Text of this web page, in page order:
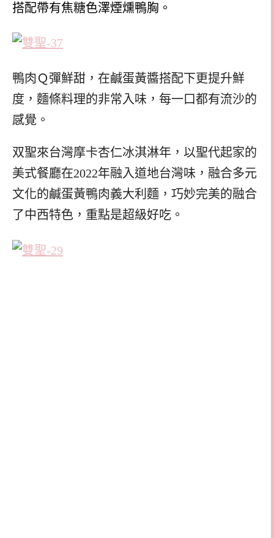
搭配帶有焦糖色澤煙燻鴨胸。
鴨肉Ｑ彈鮮甜，在鹹蛋黃醬搭配下更提升鮮
度，麵條料理的非常入味，每一口都有流沙的
感覺。
双聖來台灣摩卡杏仁冰淇淋年，以聖代起家的
美式餐廳在2022年融入道地台灣味，融合多元
文化的鹹蛋黃鴨肉義大利麵，巧妙完美的融合
了中西特色，重點是超級好吃。